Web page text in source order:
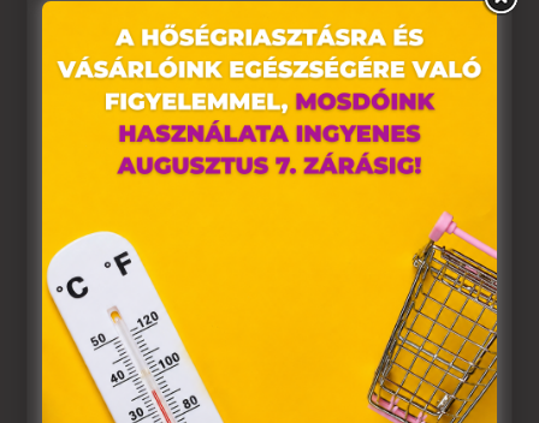
Weboldalunkon „cookie"-kat (továbbiakban „süti")
alkalmazunk. Ezek olyan fájlok, melyek információt
tárolnak webes böngészőjében. Ehhez az Ön
hozzájárulása szükséges.
A „sütiket" az elektronikus hírközlésről szóló 2003. évi C.
törvény, az elektronikus kereskedelmi szolgáltatások, az
információs társadalommal összefüggő szolgáltatások
egyes kérdéseiről szóló 2001. évi CVIII. törvény, valamint
az Európai Unió előírásainak megfelelően használjuk.
Azon weblapoknak, melyek az Európai Unió országain
belül működnek, a „sütik" használatához, és ezeknek a
felhasználó számítógépén vagy egyéb eszközén történő
tárolásához a felhasználók hozzájárulását kell kérniük.